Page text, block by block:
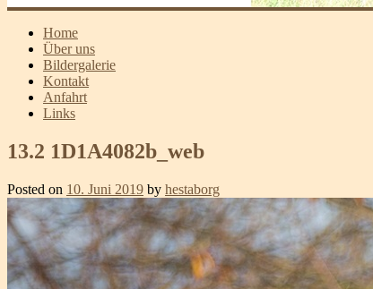
Home
Über uns
Bildergalerie
Kontakt
Anfahrt
Links
13.2 1D1A4082b_web
Posted on 10. Juni 2019 by hestaborg